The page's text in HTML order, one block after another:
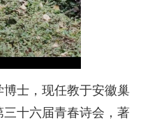
士，现任教于安徽巢
十六届青春诗会，著